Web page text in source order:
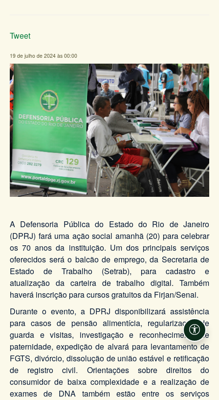
Tweet
19 de julho de 2024 às 00:00
A Defensoria Pública do Estado do Rio de Janeiro
(DPRJ) fará uma ação social amanhã (20) para celebrar
os 70 anos da instituição. Um dos principais serviços
oferecidos será o balcão de emprego, da Secretaria de
Estado de Trabalho (Setrab), para cadastro e
atualização da carteira de trabalho digital. Também
haverá inscrição para cursos gratuitos da Firjan/Senai.
Durante o evento, a DPRJ disponibilizará assistência
para casos de pensão alimentícia, regularização de
guarda e visitas, investigação e reconhecimento de
paternidade, expedição de alvará para levantamento de
FGTS, divórcio, dissolução de união estável e retificação
de registro civil. Orientações sobre direitos do
consumidor de baixa complexidade e a realização de
exames de DNA também estão entre os serviços